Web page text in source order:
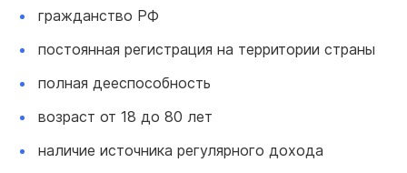
гражданство РФ
постоянная регистрация на территории страны
полная дееспособность
возраст от 18 до 80 лет
наличие источника регулярного дохода